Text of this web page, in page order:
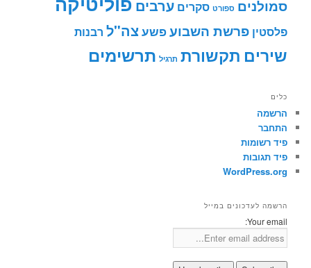
סמולנים ספורט סקרים ערבים
פלסטין פרשת השבועפשעצה"ל רבנות
שירים תקשורת תרגיל תרשימים
כלים
הרשמה
התחבר
פיד רשומות
פיד תגובות
WordPress.org
הרשמה לעדכונים במייל
Your email: